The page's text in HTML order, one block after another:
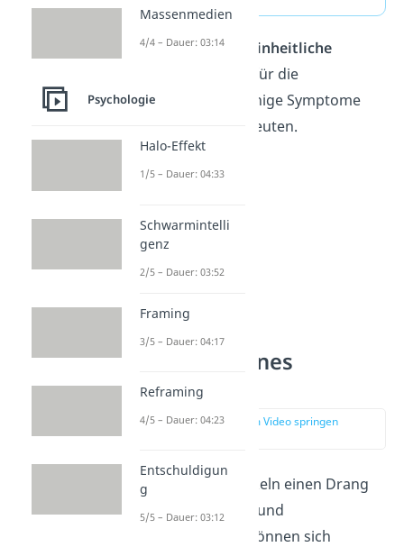
Noch gibt eskeine einheitliche
für die
Erkrankung, aber einige Symptome
können darauf hindeuten.
Symptome eines
Workaholics
zur Stelle im Video springen
Workaholics entwickeln einen Drang
zu
ständiger Arbeit
und
Beschäftigung. Sie können sich
Massenmedien
4/4 – Dauer: 03:14
Psychologie
Halo-Effekt
1/5 – Dauer: 04:33
Schwarmintelli
genz
2/5 – Dauer: 03:52
Framing
3/5 – Dauer: 04:17
Reframing
4/5 – Dauer: 04:23
Entschuldigun
g
5/5 – Dauer: 03:12